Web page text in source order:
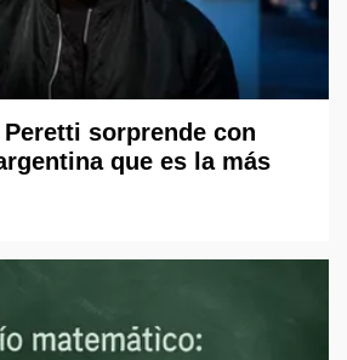
sorprende con
que es la más